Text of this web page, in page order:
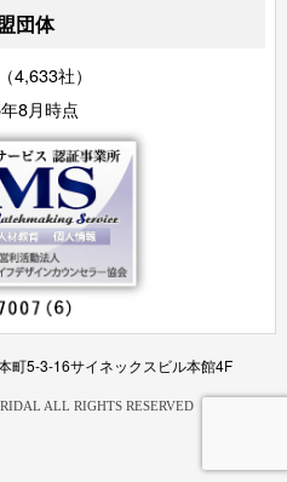
団体
社）
8月時点
町5-3-16サイネックスビル本館4F
ALL RIGHTS RESERVED